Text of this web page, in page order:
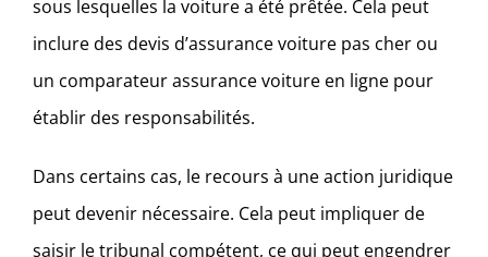
sous lesquelles la voiture a été prêtée. Cela peut
inclure des devis d’assurance voiture pas cher ou
un comparateur assurance voiture en ligne pour
établir des responsabilités.
Dans certains cas, le recours à une action juridique
peut devenir nécessaire. Cela peut impliquer de
saisir le tribunal compétent, ce qui peut engendrer